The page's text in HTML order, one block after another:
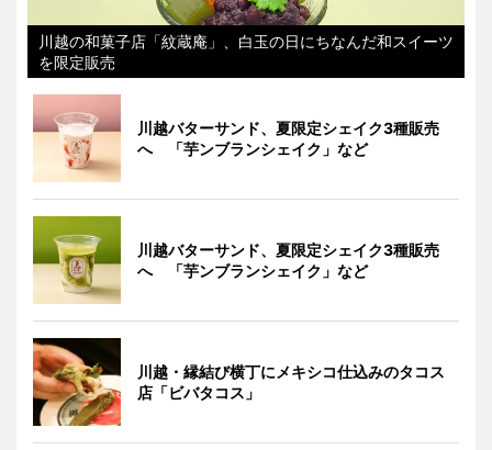
川越の和菓子店「紋蔵庵」、白玉の日にちなんだ和スイーツ
を限定販売
川越バターサンド、夏限定シェイク3種販売
へ 「芋ンブランシェイク」など
川越バターサンド、夏限定シェイク3種販売
へ 「芋ンブランシェイク」など
川越・縁結び横丁にメキシコ仕込みのタコス
店「ビバタコス」